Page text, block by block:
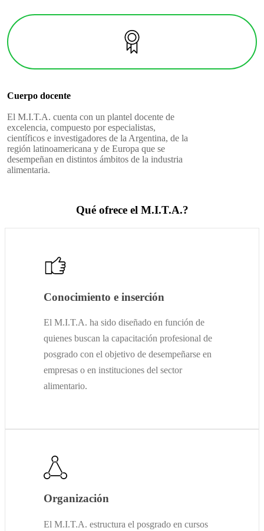
Cuerpo docente
El M.I.T.A. cuenta con un plantel docente de
excelencia, compuesto por especialistas,
científicos e investigadores de la Argentina, de la
región latinoamericana y de Europa que se
desempeñan en distintos ámbitos de la industria
alimentaria.
Qué ofrece el M.I.T.A.?
Conocimiento e inserción
El M.I.T.A. ha sido diseñado en función de
quienes buscan la capacitación profesional de
posgrado con el objetivo de desempeñarse en
empresas o en instituciones del sector
alimentario.
Organización
El M.I.T.A. estructura el posgrado en cursos